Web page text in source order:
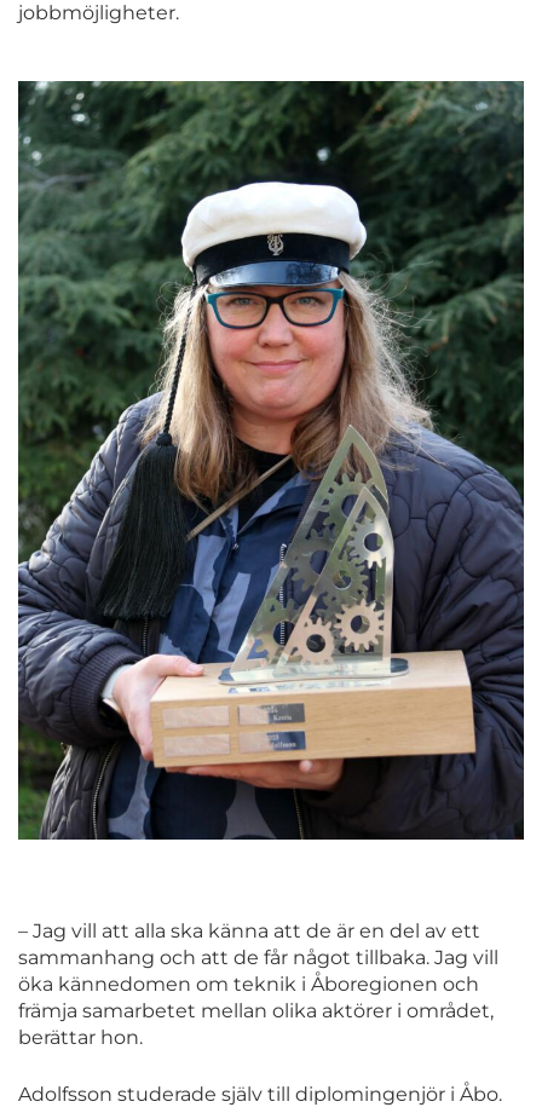
jobbmöjligheter.
– Jag vill att alla ska känna att de är en del av ett
sammanhang och att de får något tillbaka. Jag vill
öka kännedomen om teknik i Åboregionen och
främja samarbetet mellan olika aktörer i området,
berättar hon.
Adolfsson studerade själv till diplomingenjör i Åbo.